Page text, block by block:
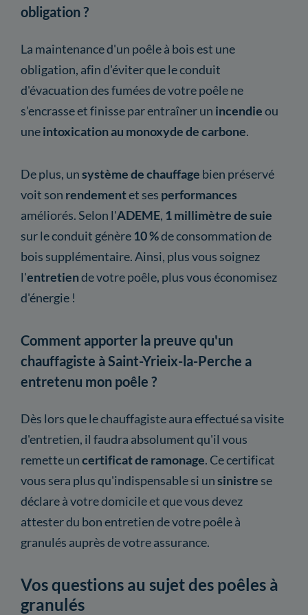
obligation ?
La maintenance d'un poêle à bois est une
obligation, afin d'éviter que le conduit
d'évacuation des fumées de votre poêle ne
s'encrasse et finisse par entraîner un incendieou
uneintoxication au monoxyde de carbone.
De plus, unsystème de chauffage bien préservé
voit son rendementet ses performances
améliorés. Selon l'ADEME, 1 millimètre de suie
sur le conduit génère10 %de consommation de
bois supplémentaire. Ainsi, plus vous soignez
l'entretiende votre poêle, plus vous économisez
d'énergie !
Comment apporter la preuve qu'un
chauffagiste à Saint-Yrieix-la-Perche a
entretenu mon poêle ?
Dès lors que le chauffagiste aura effectué sa visite
d'entretien, il faudra absolument qu'il vous
remette uncertificatde ramonage. Ce certificat
vous sera plus qu'indispensable si unsinistre se
déclare à votre domicile et que vous devez
attester du bon entretien de votre poêle à
granulés auprès de votre assurance.
Vos questions au sujet des poêles à
granulés